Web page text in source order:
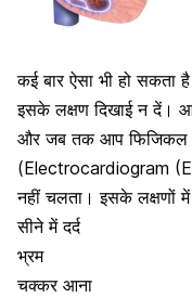
कई बार ऐसा भी हो सकता
इसके लक्षण दिखाई न दें।
और जब तक आप फिजिकल
(Electrocardiogram
नहीं चलता। इसके लक्षणों
सीने में दर्द
भ्रम
चक्कर आना